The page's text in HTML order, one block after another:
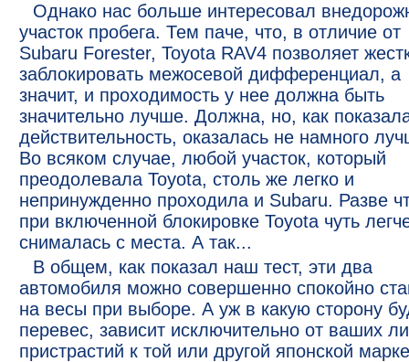
Однако нас больше интересовал
участок пробега. Тем паче, что, в отличие от
Subaru Forester, Toyota RAV4 позволяет
заблокировать межосевой дифференциал, а
значит, и проходимость у нее должна быть
значительно лучше. Должна, но, как
действительность, оказалась не намного
Во всяком случае, любой участок, который
преодолевала Toyota, столь же легко и
непринужденно проходила и Subaru. Разве
при включенной блокировке Toyota чуть
снималась с места. А так...
В общем, как показал наш тест, эти два
автомобиля можно совершенно спокойно
на весы при выборе. А уж в какую сторону
перевес, зависит исключительно от ваших
пристрастий к той или другой японской